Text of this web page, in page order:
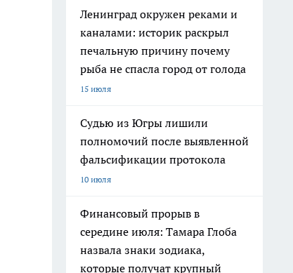
Ленинград окружен реками и
каналами: историк раскрыл
печальную причину почему
рыба не спасла город от голода
15 июля
Судью из Югры лишили
полномочий после выявленной
фальсификации протокола
10 июля
Финансовый прорыв в
середине июля: Тамара Глоба
назвала знаки зодиака,
которые получат крупный